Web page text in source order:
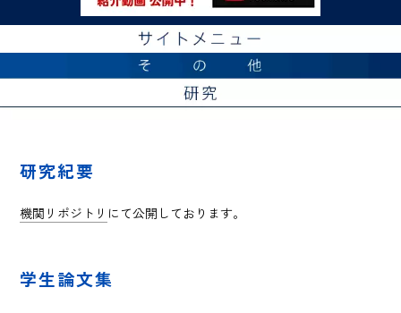
研究紀要
機関リポジトリ にて公開しております。
学生論文集